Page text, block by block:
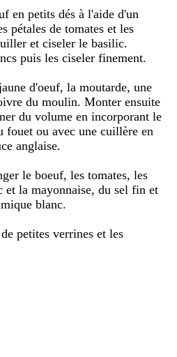
en petits dés à l'aide d'un
pétales de tomates et les
et ciseler le basilic.
puis les ciseler finement.
d'oeuf, la moutarde, une
du moulin. Monter ensuite
du volume en incorporant le
fouet ou avec une cuillère en
anglaise.
le boeuf, les tomates, les
et la mayonnaise, du sel fin et
blanc.
petites verrines et les